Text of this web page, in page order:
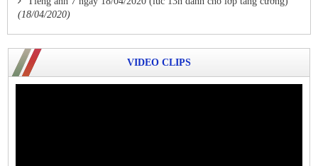
(18/04/2020)
VIDEO CLIPS